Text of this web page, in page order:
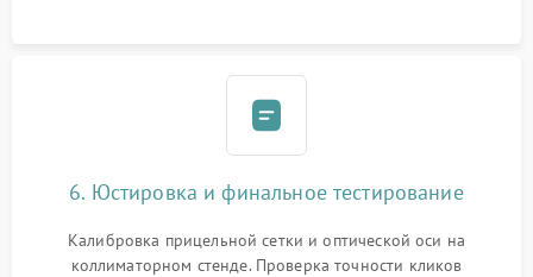
6. Юстировка и финальное тестирование
Калибровка прицельной сетки и оптической оси на
коллиматорном стенде. Проверка точности кликов